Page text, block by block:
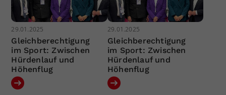
29.01.2025
Gleichberechtigung
im Sport: Zwischen
Hürdenlauf und
Höhenflug
29.01.2025
Gleichberechtigung
im Sport: Zwischen
Hürdenlauf und
Höhenflug